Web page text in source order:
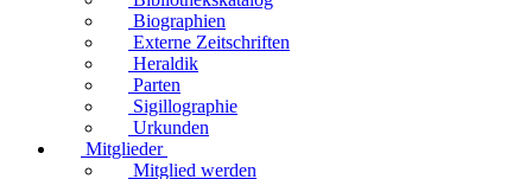
Biographien
Externe Zeitschriften
Heraldik
Parten
Sigillographie
Urkunden
Mitglieder
Mitglied werden